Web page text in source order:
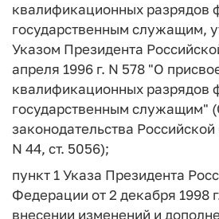
квалификационных разрядов
государственным служащим,
Указом Президента
апреля 1996 г. N 578 "О
квалификационных разрядов
государственным служащим"
законодательства
N 44, ст. 5056);
пункт 1 Указа Президента
Федерации от 2 декабря 1998
внесении изменений и